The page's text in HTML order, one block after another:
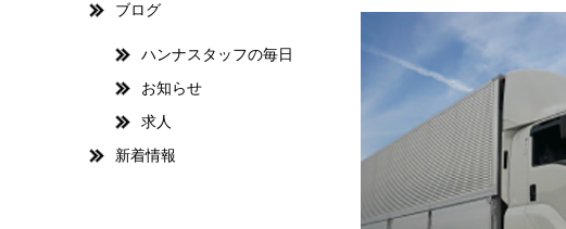
ブログ
ハンナスタッフの毎日
お知らせ
求人
新着情報